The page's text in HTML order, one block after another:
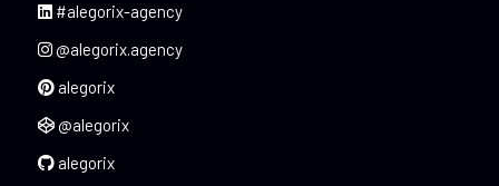
#alegorix-agency
@alegorix.agency
alegorix
@alegorix
alegorix